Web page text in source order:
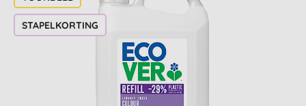
STAPELKORTING